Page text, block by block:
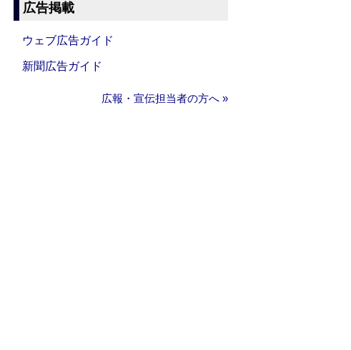
広告掲載
ウェブ広告ガイド
新聞広告ガイド
広報・宣伝担当者の方へ »